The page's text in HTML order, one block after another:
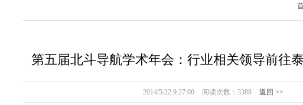
第五届北斗导航学术年会：行业相关领导前往
2014/5/22 9:27:00 阅读次数： 3388 返回 >>